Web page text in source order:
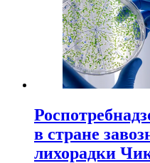
в стране
лихорадки